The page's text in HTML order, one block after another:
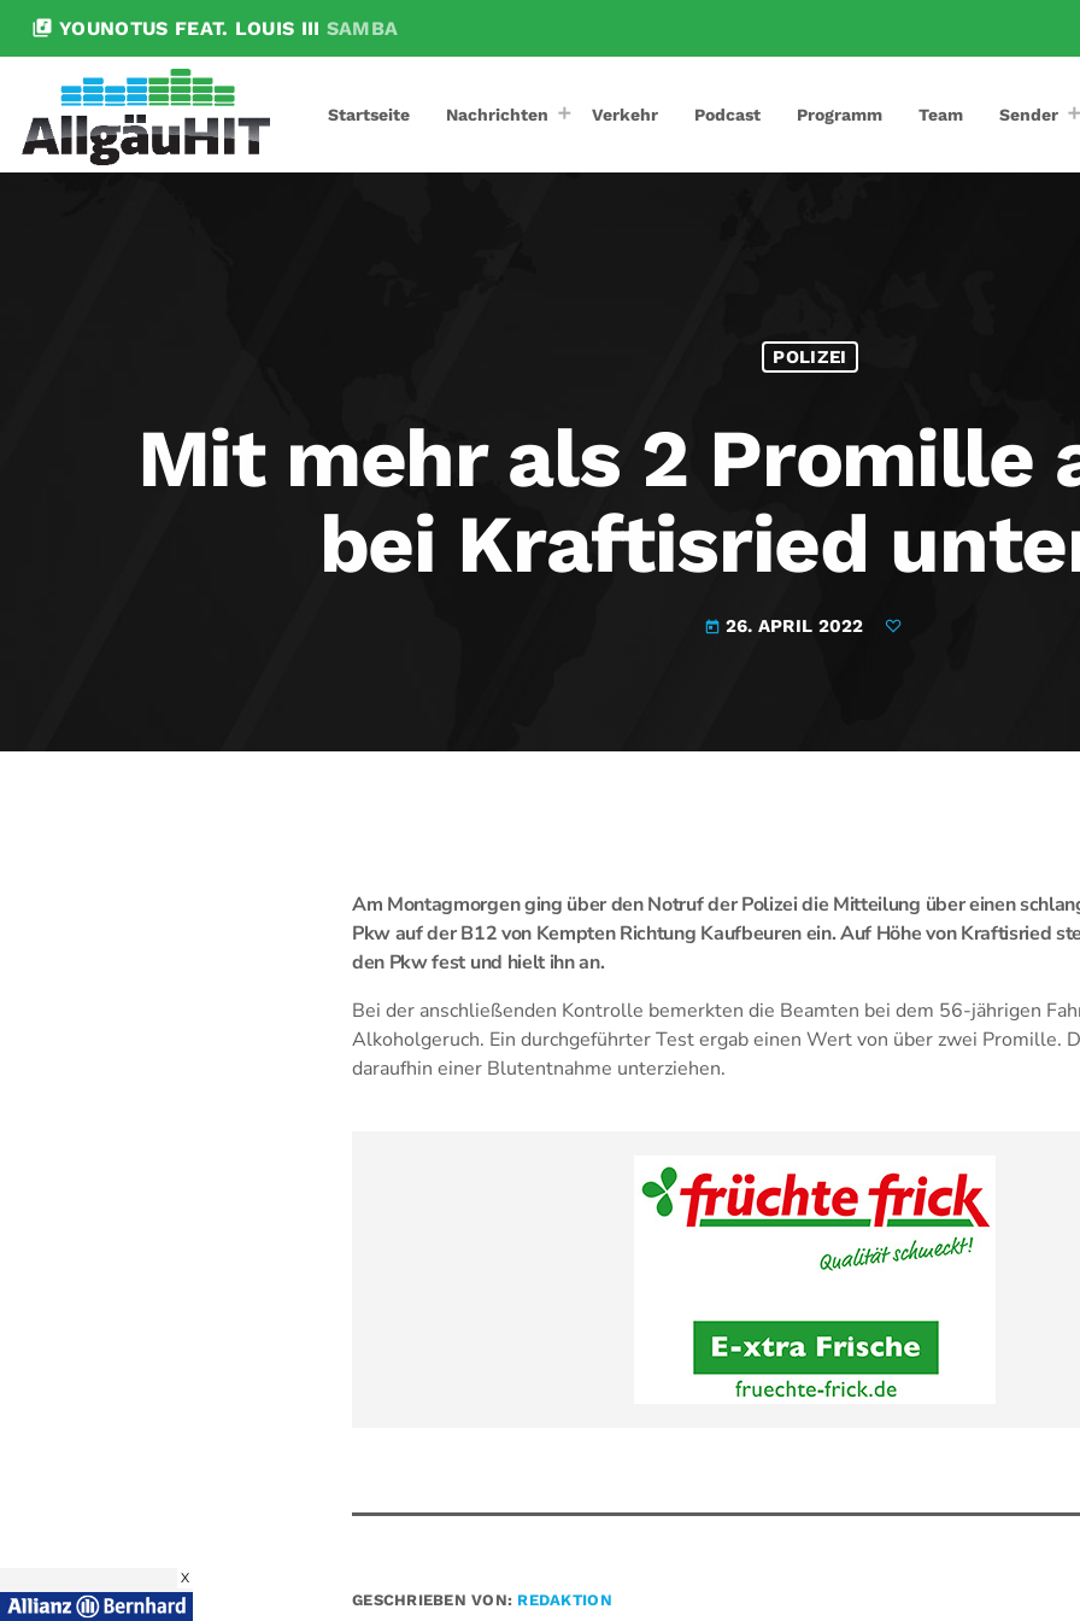
library_music YOUNOTUS FEAT. LOUIS III SAMBA
Startseite Nachrichten Verkehr Podcast Programm Team Sender
POLIZEI
Mit mehr als 2 Promille
bei Kraftisried
today 26. APRIL 2022
Am Montagmorgen ging über den Notruf der Polizei die Mitteilung über einen
Pkw auf der B12 von Kempten Richtung Kaufbeuren ein. Auf Höhe von Kraftisried
den Pkw fest und hielt ihn an.
Bei der anschließenden Kontrolle bemerkten die Beamten bei dem 56-jährigen
Alkoholgeruch. Ein durchgeführter Test ergab einen Wert von über zwei Promille.
daraufhin einer Blutentnahme unterziehen.
GESCHRIEBEN VON: REDAKTION
X